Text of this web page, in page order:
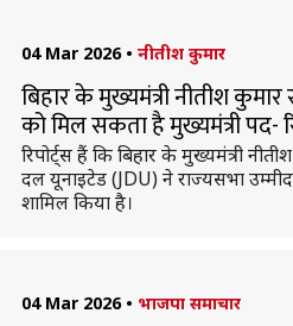
04 Mar 2026 • नीतीश कुमार
बिहार के मुख्यमंत्री नीतीश
को मिल सकता है मुख्यमंत्री पद-
रिपोर्ट्स हैं कि बिहार के मुख्यमंत्री
दल यूनाइटेड (JDU) ने राज्यसभा
शामिल किया है।
04 Mar 2026 • भाजपा समाचार